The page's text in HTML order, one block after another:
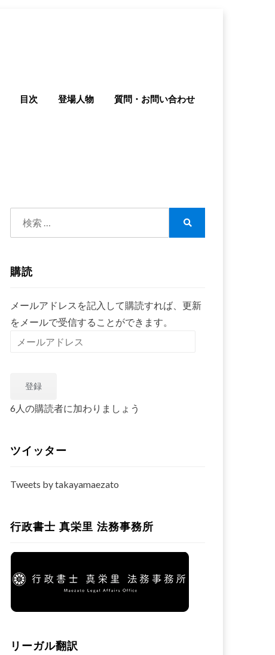
目次 登場人物 質問・お問い合わせ
購読
メールアドレスを記入して購読すれば、更新
をメールで受信することができます。
ド
登録
6人の購読者に加わりましょう
ツイッター
Tweets by takayamaezato
行政書士 真栄里 法務事務所
リーガル翻訳